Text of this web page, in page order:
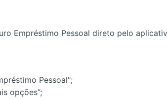
Empréstimo Pessoal direto pelo
Pessoal";
opções”;